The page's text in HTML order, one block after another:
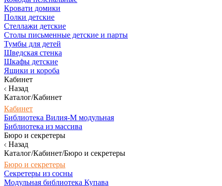
Кровати домики
Полки детские
Стеллажи детские
Столы письменные детские и парты
Тумбы для детей
Шведская стенка
Шкафы детские
Ящики и короба
Кабинет
Назад
Каталог/Кабинет
Кабинет
Библиотека Вилия-М модульная
Библиотека из массива
Бюро и секретеры
Назад
Каталог/Кабинет/Бюро и секретеры
Бюро и секретеры
Секретеры из сосны
Модульная библиотека Купава